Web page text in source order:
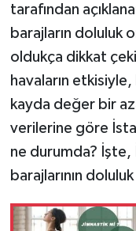
tarafından
barajların doluluk
oldukça dikkat
havaların
kayda değer bir
verilerine göre
ne durumda?
barajlarının